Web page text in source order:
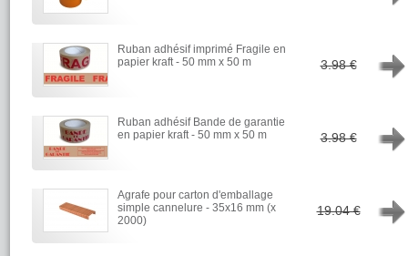
Ruban adhésif imprimé Fragile en
papier kraft - 50 mm x 50 m
3.98 €
Ruban adhésif Bande de garantie
en papier kraft - 50 mm x 50 m
3.98 €
Agrafe pour carton d'emballage
simple cannelure - 35x16 mm (x
2000)
19.04 €